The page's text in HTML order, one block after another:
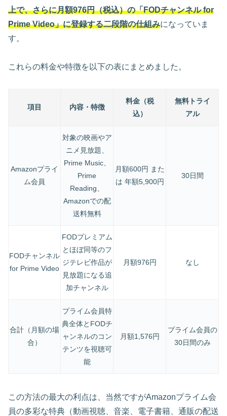
上で、さらに月額976円（税込）の「FODチャンネル for
Prime Video」に登録する二段階の仕組みになっていま
す。
これらの料金や特徴を以下の表にまとめました。
項目 内容・特徴
料金（税
込）
無料トライ
アル
Amazonプライ
ム会員
対象の映画やア
ニメ見放題、
Prime Music、
Prime
Reading、
Amazonでの配
送料無料
月額600円 また
は 年額5,900円
30日間
FODチャンネル
for Prime Video
FODプレミアム
とほぼ同等のフ
ジテレビ作品が
見放題になる追
加チャンネル
月額976円 なし
合計（月額の場
合）
プライム会員特
典全体とFODチ
ャンネルのコン
テンツを視聴可
能
月額1,576円
プライム会員の
30日間のみ
この方法の最大の利点は、当然ですがAmazonプライム会
員の多彩な特典（動画視聴、音楽、電子書籍、通販の配送